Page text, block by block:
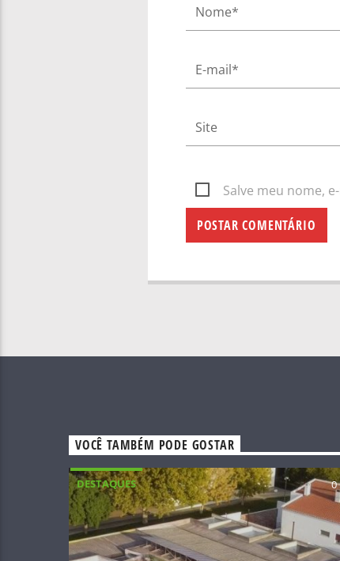
Salve meu nome,
VOCÊ TAMBÉM PODE GOSTAR
DESTAQUES 0